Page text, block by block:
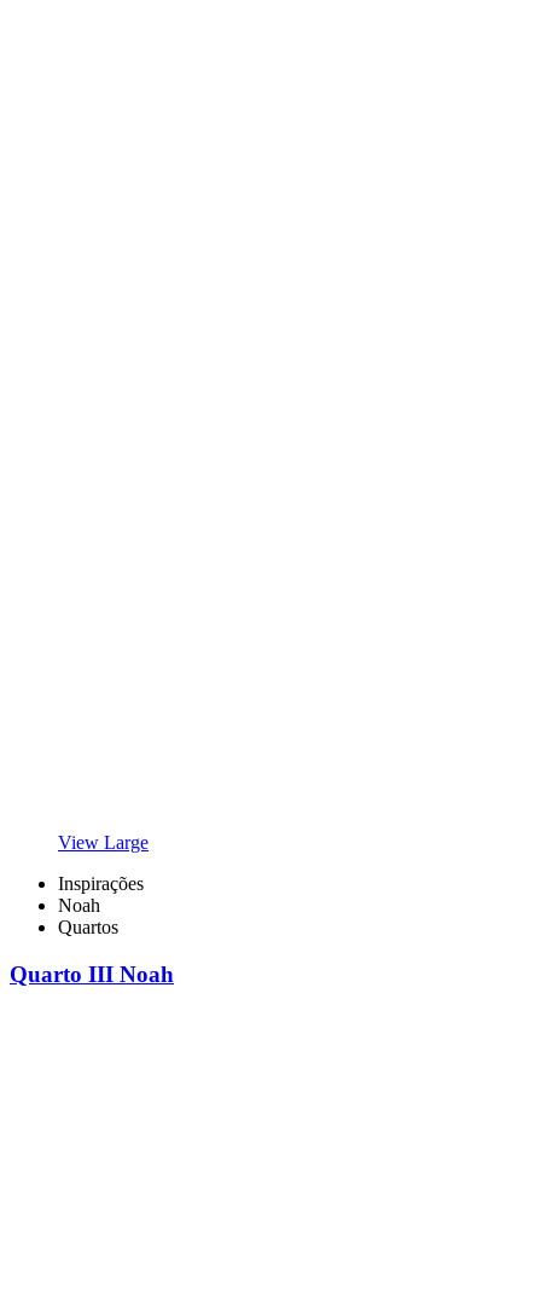
View Large
Inspirações
Noah
Quartos
Quarto III Noah